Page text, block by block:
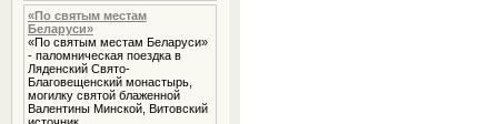
«По святым местам
Беларуси»
«По святым местам Беларуси»
- паломническая поездка в
Ляденский Свято-
Благовещенский монастырь,
могилку святой блаженной
Валентины Минской, Витовский